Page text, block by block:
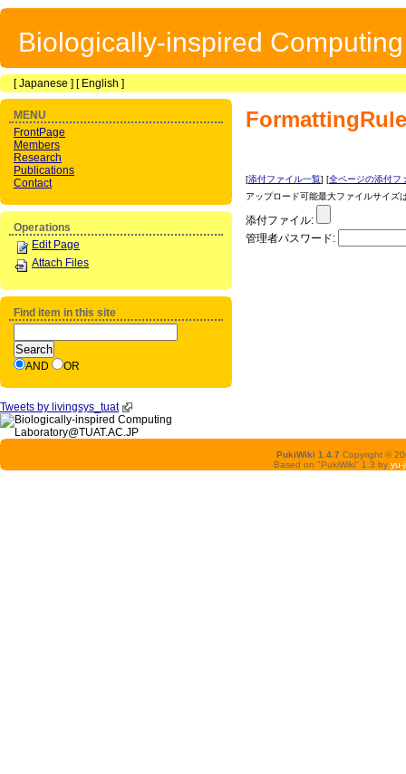
Biologically-inspired
[Japanese ] [ English ]
[添付ファイル一覧] [全ページの添付フ
アップロード可能最大ファイルサイズ
添付ファイル:
管理者パスワード:
MENU
FrontPage
Members
Research
Publications
Contact
Operations
Edit Page
Attach Files
Find item in this site
AND OR
Tweets by livingsys_tuat
PukiWiki 1.4.7 Copyright ©
Based on "PukiWiki" 1.3 by yu-ji